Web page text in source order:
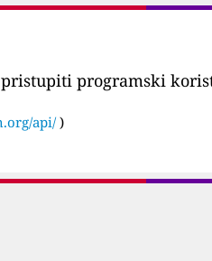
programski
api/ )